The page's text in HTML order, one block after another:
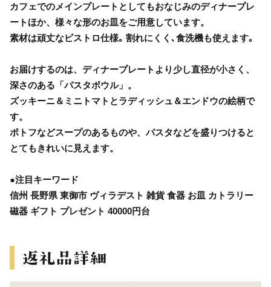
カフェでのメインプレートとしてもおなじみのディナープレ
ートほか、様々な形のお皿をご用意しています。
素材は頑丈なビストロ仕様｡ 割れにくく､食洗機も使えます｡
お届けするのは、ディナープレートより少し直径が小さく、
深さのある「パスタボウル」。
ズッキーニ＆ミニトマトとラディッシュ＆エンドウの絵柄で
す。
ポトフなどスープのあるものや、パスタなどを盛りつけると
とてもきれいに見えます。
●注目キーワード
信州 長野県 東御市 ヴィラデスト 雑貨 食器 お皿 カトラリー
磁器 ギフト プレゼント 40000円台